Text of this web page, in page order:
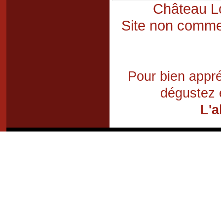
Château
Site non
Pour bien
dégustez